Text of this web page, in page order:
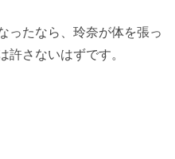
ったなら、玲奈が体を張っ
さないはずです。